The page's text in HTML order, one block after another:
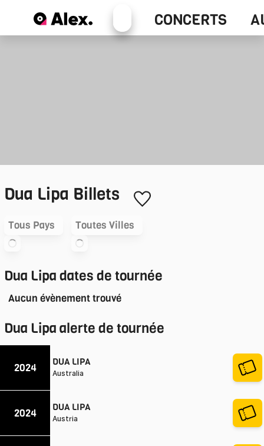
CONCERTS
Alex+
Dua Lipa Billets
Tous Pays Toutes Villes
Dua Lipadates de tournée
Aucun évènement trouvé
Dua Lipaalerte de tournée
2024 DUA LIPA
Australia
2024 DUA LIPA
Austria